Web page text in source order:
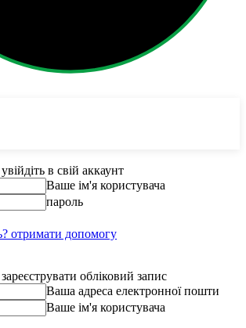
в свій аккаунт
Ваше ім'я користувача
пароль
отримати допомогу
обліковий запис
Ваша адреса електронної пошти
Ваше ім'я користувача